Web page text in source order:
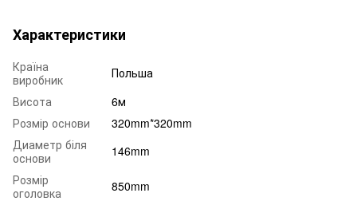
Характеристики
Країна
виробник
Польша
Висота
6м
Розмір основи
320mm*320mm
Диаметр біля
основи
146mm
Розмір
оголовка
850mm